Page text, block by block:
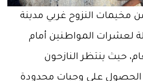
النزوح غربي مدينة
لعشرات المواطنين أمام
حيث ينتظر النازحون
الحصول على وجبات محدودة